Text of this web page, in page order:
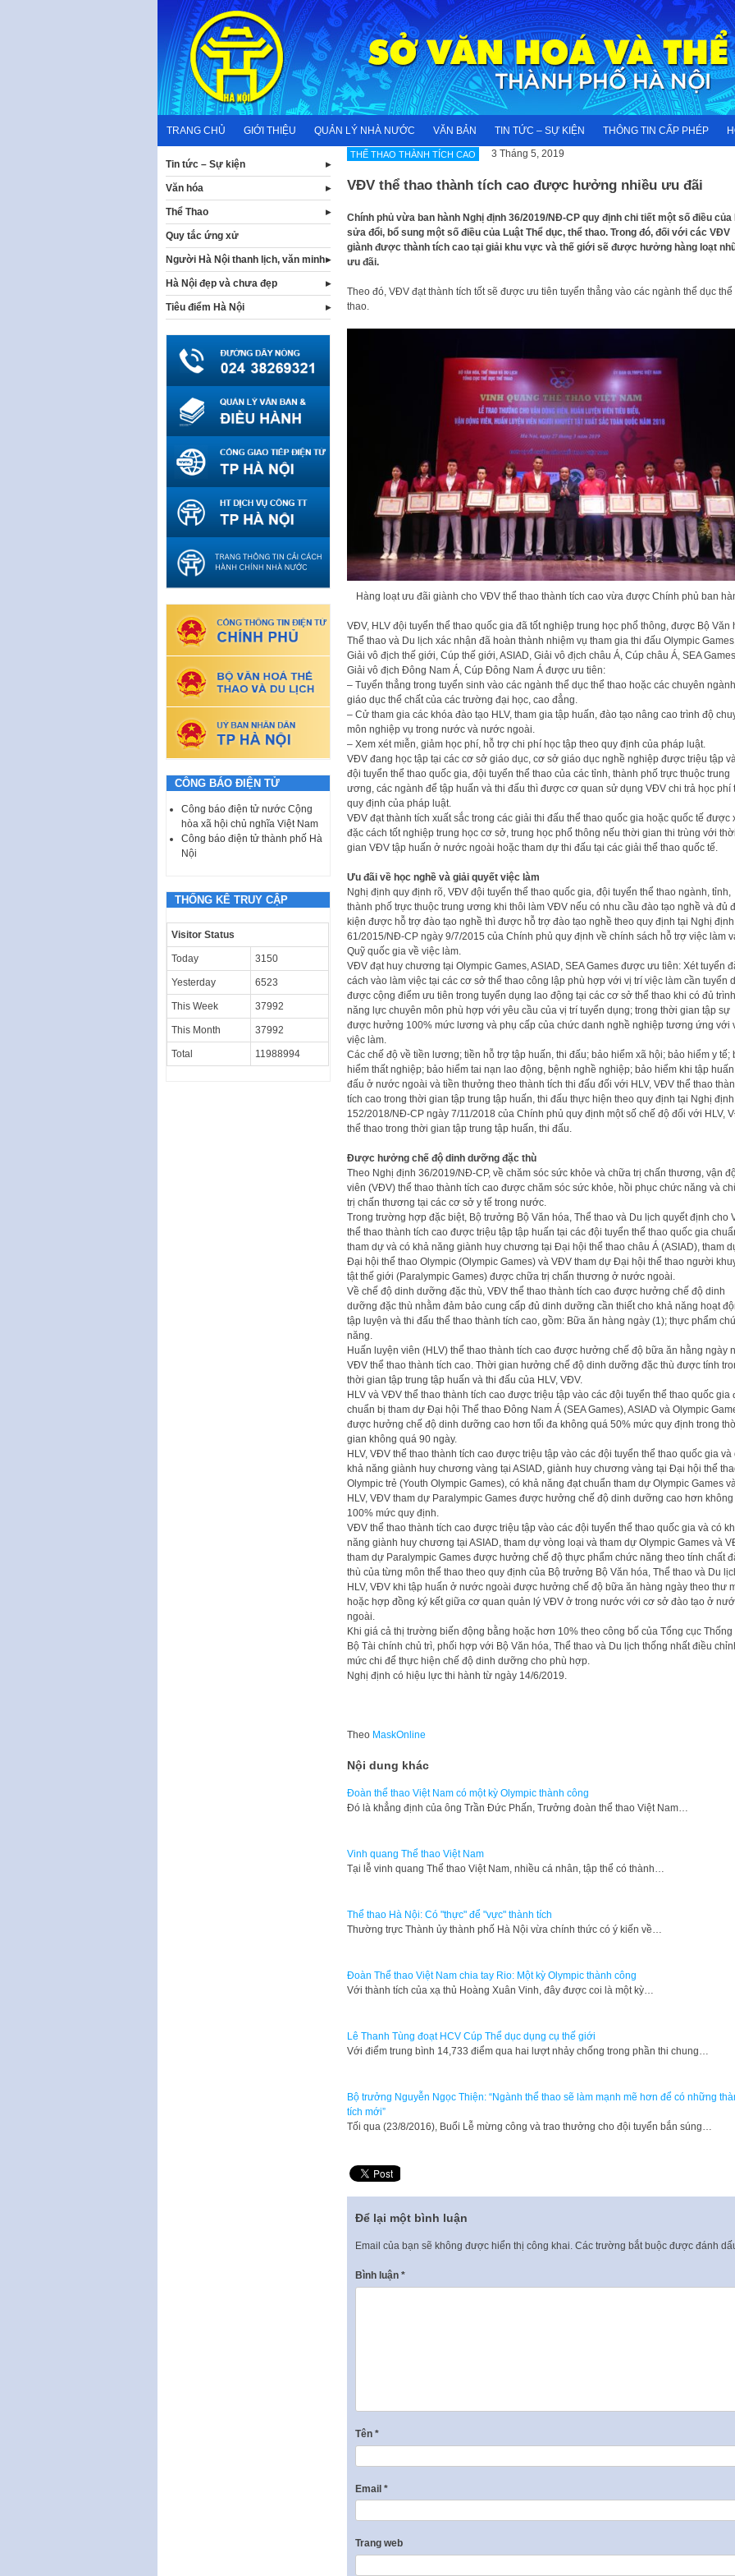
content
TRANG CHỦ GIỚI THIỆU QUẢN LÝ NHÀ NƯỚC VĂN BẢN TIN TỨC – SỰ KIỆN THÔNG TIN CẤP PHÉP
THẾ THAO THÀNH TÍCH CAO 3 Tháng 5, 2019
VĐV thể thao thành tích cao được hưởng nhiều ưu đãi
Chính phủ vừa ban hành Nghị định 36/2019/NĐ-CP quy định chi tiết một số điều của
sửa đổi, bổ sung một số điều của Luật Thể dục, thể thao. Trong đó, đối với các VĐV
giành được thành tích cao tại giải khu vực và thế giới sẽ được hưởng hàng loạt
ưu đãi.
Theo đó, VĐV đạt thành tích tốt sẽ được ưu tiên tuyển thẳng vào các ngành thể dục thể
thao.
Hàng loạt ưu đãi giành cho VĐV thể thao thành tích cao vừa được Chính phủ ban
VĐV, HLV đội tuyển thể thao quốc gia đã tốt nghiệp trung học phổ thông, được Bộ Văn
Thể thao và Du lịch xác nhận đã hoàn thành nhiệm vụ tham gia thi đấu Olympic
Giải vô địch thế giới, Cúp thế giới, ASIAD, Giải vô địch châu Á, Cúp châu Á, SEA
Giải vô địch Đông Nam Á, Cúp Đông Nam Á được ưu tiên:
– Tuyển thẳng trong tuyển sinh vào các ngành thể dục thể thao hoặc các chuyên ngành
giáo dục thể chất của các trường đại học, cao đẳng.
– Cử tham gia các khóa đào tạo HLV, tham gia tập huấn, đào tạo nâng cao trình độ
môn nghiệp vụ trong nước và nước ngoài.
– Xem xét miễn, giảm học phí, hỗ trợ chi phí học tập theo quy định của pháp luật.
VĐV đang học tập tại các cơ sở giáo dục, cơ sở giáo dục nghề nghiệp được triệu tập
đội tuyển thể thao quốc gia, đội tuyển thể thao của các tỉnh, thành phố trực thuộc trung
ương, các ngành để tập huấn và thi đấu thì được cơ quan sử dụng VĐV chi trả học phí
quy định của pháp luật.
VĐV đạt thành tích xuất sắc trong các giải thi đấu thể thao quốc gia hoặc quốc tế được
đặc cách tốt nghiệp trung học cơ sở, trung học phổ thông nếu thời gian thi trùng với thời
gian VĐV tập huấn ở nước ngoài hoặc tham dự thi đấu tại các giải thể thao quốc tế.
Ưu đãi về học nghề và giải quyết việc làm
Nghị định quy định rõ, VĐV đội tuyển thể thao quốc gia, đội tuyển thể thao ngành, tỉnh,
thành phố trực thuộc trung ương khi thôi làm VĐV nếu có nhu cầu đào tạo nghề và đủ
kiện được hỗ trợ đào tạo nghề thì được hỗ trợ đào tạo nghề theo quy định tại Nghị
61/2015/NĐ-CP ngày 9/7/2015 của Chính phủ quy định về chính sách hỗ trợ việc làm
Quỹ quốc gia về việc làm.
VĐV đạt huy chương tại Olympic Games, ASIAD, SEA Games được ưu tiên: Xét tuyển
cách vào làm việc tại các cơ sở thể thao công lập phù hợp với vị trí việc làm cần tuyển
được cộng điểm ưu tiên trong tuyển dụng lao động tại các cơ sở thể thao khi có đủ
năng lực chuyên môn phù hợp với yêu cầu của vị trí tuyển dụng; trong thời gian tập sự
được hưởng 100% mức lương và phụ cấp của chức danh nghề nghiệp tương ứng với
việc làm.
Các chế độ về tiền lương; tiền hỗ trợ tập huấn, thi đấu; bảo hiểm xã hội; bảo hiểm y tế;
hiểm thất nghiệp; bảo hiểm tai nạn lao động, bệnh nghề nghiệp; bảo hiểm khi tập
đấu ở nước ngoài và tiền thưởng theo thành tích thi đấu đối với HLV, VĐV thể thao
tích cao trong thời gian tập trung tập huấn, thi đấu thực hiện theo quy định tại Nghị
152/2018/NĐ-CP ngày 7/11/2018 của Chính phủ quy định một số chế độ đối với HLV,
thể thao trong thời gian tập trung tập huấn, thi đấu.
Được hưởng chế độ dinh dưỡng đặc thù
Theo Nghị định 36/2019/NĐ-CP, về chăm sóc sức khỏe và chữa trị chấn thương, vận
viên (VĐV) thể thao thành tích cao được chăm sóc sức khỏe, hồi phục chức năng và
trị chấn thương tại các cơ sở y tế trong nước.
Trong trường hợp đặc biệt, Bộ trưởng Bộ Văn hóa, Thể thao và Du lịch quyết định cho
thể thao thành tích cao được triệu tập tập huấn tại các đội tuyển thể thao quốc gia
tham dự và có khả năng giành huy chương tại Đại hội thể thao châu Á (ASIAD), tham
Đại hội thể thao Olympic (Olympic Games) và VĐV tham dự Đại hội thể thao người
tật thế giới (Paralympic Games) được chữa trị chấn thương ở nước ngoài.
Về chế độ dinh dưỡng đặc thù, VĐV thể thao thành tích cao được hưởng chế độ dinh
dưỡng đặc thù nhằm đảm bảo cung cấp đủ dinh dưỡng cần thiết cho khả năng hoạt
tập luyện và thi đấu thể thao thành tích cao, gồm: Bữa ăn hàng ngày (1); thực phẩm
năng.
Huấn luyện viên (HLV) thể thao thành tích cao được hưởng chế độ bữa ăn hằng ngày
VĐV thể thao thành tích cao. Thời gian hưởng chế độ dinh dưỡng đặc thù được tính
thời gian tập trung tập huấn và thi đấu của HLV, VĐV.
HLV và VĐV thể thao thành tích cao được triệu tập vào các đội tuyển thể thao quốc gia
chuẩn bị tham dự Đại hội Thể thao Đông Nam Á (SEA Games), ASIAD và Olympic
được hưởng chế độ dinh dưỡng cao hơn tối đa không quá 50% mức quy định trong
gian không quá 90 ngày.
HLV, VĐV thể thao thành tích cao được triệu tập vào các đội tuyển thể thao quốc gia và
khả năng giành huy chương vàng tại ASIAD, giành huy chương vàng tại Đại hội thể
Olympic trẻ (Youth Olympic Games), có khả năng đạt chuẩn tham dự Olympic Games
HLV, VĐV tham dự Paralympic Games được hưởng chế độ dinh dưỡng cao hơn
100% mức quy định.
VĐV thể thao thành tích cao được triệu tập vào các đội tuyển thể thao quốc gia và có
năng giành huy chương tại ASIAD, tham dự vòng loại và tham dự Olympic Games và
tham dự Paralympic Games được hưởng chế độ thực phẩm chức năng theo tính chất
thù của từng môn thể thao theo quy định của Bộ trưởng Bộ Văn hóa, Thể thao và Du
HLV, VĐV khi tập huấn ở nước ngoài được hưởng chế độ bữa ăn hàng ngày theo thư
hoặc hợp đồng ký kết giữa cơ quan quản lý VĐV ở trong nước với cơ sở đào tạo ở
ngoài.
Khi giá cả thị trường biến động bằng hoặc hơn 10% theo công bố của Tổng cục Thống
Bộ Tài chính chủ trì, phối hợp với Bộ Văn hóa, Thể thao và Du lịch thống nhất điều
mức chi để thực hiện chế độ dinh dưỡng cho phù hợp.
Nghị định có hiệu lực thi hành từ ngày 14/6/2019.
Theo MaskOnline
Nội dung khác
Đoàn thể thao Việt Nam có một kỳ Olympic thành công
Đó là khẳng định của ông Trần Đức Phấn, Trưởng đoàn thể thao Việt Nam…
Vinh quang Thể thao Việt Nam
Tại lễ vinh quang Thể thao Việt Nam, nhiều cá nhân, tập thể có thành…
Thể thao Hà Nội: Có "thực" để "vực" thành tích
Thường trực Thành ủy thành phố Hà Nội vừa chính thức có ý kiến về…
Đoàn Thể thao Việt Nam chia tay Rio: Một kỳ Olympic thành công
Với thành tích của xạ thủ Hoàng Xuân Vinh, đây được coi là một kỳ…
Lê Thanh Tùng đoạt HCV Cúp Thể dục dụng cụ thế giới
Với điểm trung bình 14,733 điểm qua hai lượt nhảy chống trong phần thi chung…
Bộ trưởng Nguyễn Ngọc Thiện: “Ngành thể thao sẽ làm mạnh mẽ hơn để có những
tích mới”
Tối qua (23/8/2016), Buổi Lễ mừng công và trao thưởng cho đội tuyển bắn súng…
Để lại một bình luận
Email của bạn sẽ không được hiển thị công khai. Các trường bắt buộc được đánh
Bình luận *
Tên *
Email *
Trang web
Tin tức – Sự kiện
Văn hóa
Thể Thao
Quy tắc ứng xử
Người Hà Nội thanh lịch, văn minh
Hà Nội đẹp và chưa đẹp
Tiêu điểm Hà Nội
CÔNG BÁO ĐIỆN TỬ
Công báo điện tử nước Cộng
hòa xã hội chủ nghĩa Việt Nam
Công báo điện tử thành phố Hà
Nội
THỐNG KÊ TRUY CẬP
Visitor Status
Today 3150
Yesterday 6523
This Week 37992
This Month 37992
Total 11988994